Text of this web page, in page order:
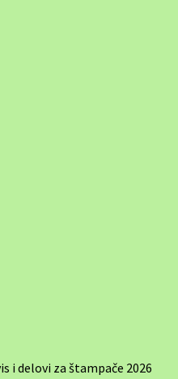
i delovi za štampače 2026